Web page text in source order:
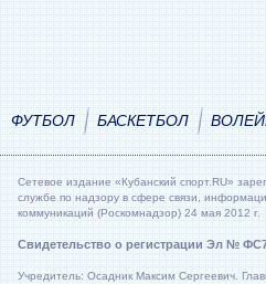
ФУТБОЛ БАСКЕТБОЛ
Сетевое издание «Кубанский спорт.RU»
службе по надзору в сфере связи,
коммуникаций (Роскомнадзор) 24 мая 2012 г.
Свидетельство о регистрации Эл №
Учредитель: Осадник Максим Сергеевич.